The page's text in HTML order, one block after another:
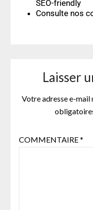
SEO-friendly
Consulte nos
Laisser
Votre adresse e-mail
COMMENTAIRE*